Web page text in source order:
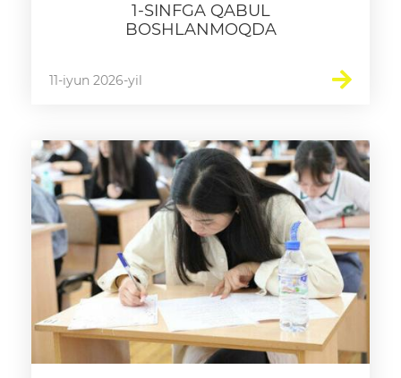
1-SINFGA QABUL
BOSHLANMOQDA
11-iyun 2026-yil